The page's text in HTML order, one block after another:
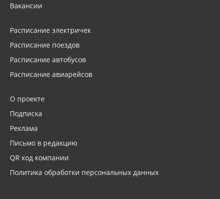
Вакансии
Расписание электричек
Расписание поездов
Расписание автобусов
Расписание авиарейсов
О проекте
Подписка
Реклама
Письмо в редакцию
QR код компании
Политика обработки персональных данных